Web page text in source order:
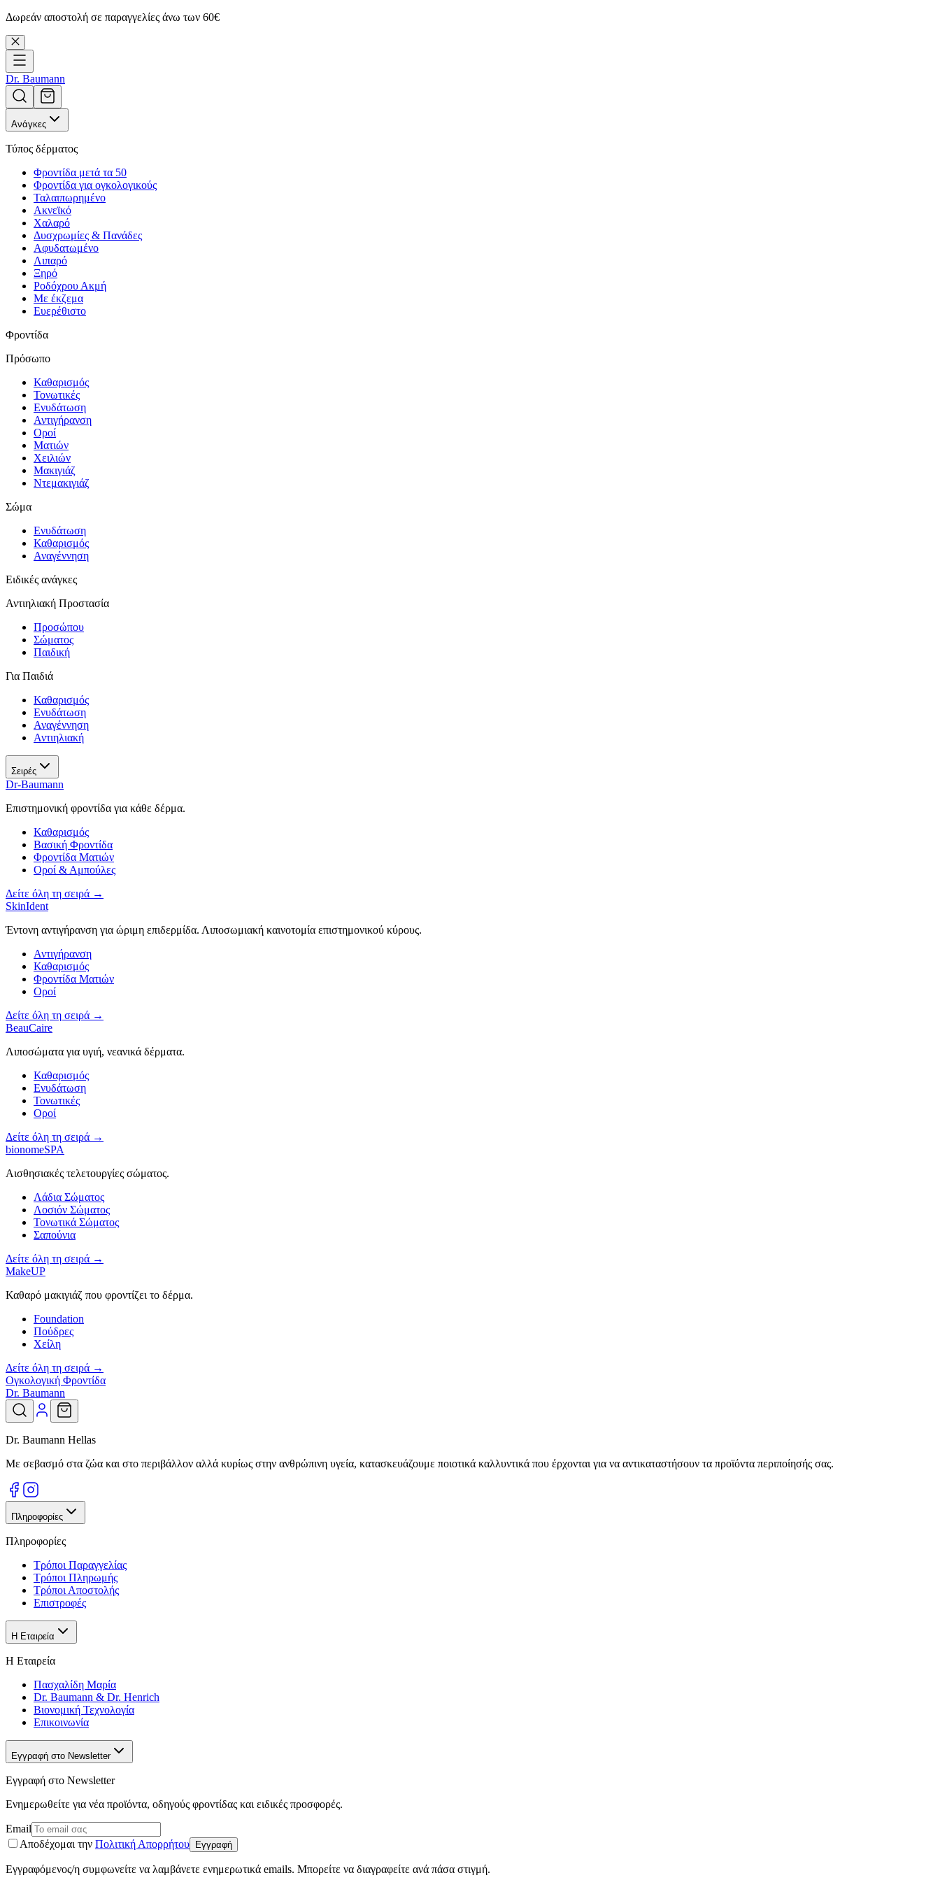
Δωρεάν αποστολή σε παραγγελίες άνω των 60€
Dr. Baumann
Ανάγκες
Τύπος δέρματος
Φροντίδα μετά τα 50
Φροντίδα για ογκολογικούς
Ταλαιπωρημένο
Ακνεϊκό
Χαλαρό
Δυσχρωμίες & Πανάδες
Αφυδατωμένο
Λιπαρό
Ξηρό
Ροδόχρου Ακμή
Με έκζεμα
Ευερέθιστο
Φροντίδα
Πρόσωπο
Καθαρισμός
Τονωτικές
Ενυδάτωση
Αντιγήρανση
Οροί
Ματιών
Χειλιών
Μακιγιάζ
Ντεμακιγιάζ
Σώμα
Ενυδάτωση
Καθαρισμός
Αναγέννηση
Ειδικές ανάγκες
Αντιηλιακή Προστασία
Προσώπου
Σώματος
Παιδική
Για Παιδιά
Καθαρισμός
Ενυδάτωση
Αναγέννηση
Αντιηλιακή
Σειρές
Dr-Baumann
Επιστημονική φροντίδα για κάθε δέρμα.
Καθαρισμός
Βασική Φροντίδα
Φροντίδα Ματιών
Οροί & Αμπούλες
Δείτε όλη τη σειρά →
SkinIdent
Έντονη αντιγήρανση για ώριμη επιδερμίδα. Λιποσωμιακή καινοτομία επιστημονικού κύρους.
Αντιγήρανση
Καθαρισμός
Φροντίδα Ματιών
Οροί
Δείτε όλη τη σειρά →
BeauCaire
Λιποσώματα για υγιή, νεανικά δέρματα.
Καθαρισμός
Ενυδάτωση
Τονωτικές
Οροί
Δείτε όλη τη σειρά →
bionomeSPA
Αισθησιακές τελετουργίες σώματος.
Λάδια Σώματος
Λοσιόν Σώματος
Τονωτικά Σώματος
Σαπούνια
Δείτε όλη τη σειρά →
MakeUP
Καθαρό μακιγιάζ που φροντίζει το δέρμα.
Foundation
Πούδρες
Χείλη
Δείτε όλη τη σειρά →
Ογκολογική Φροντίδα
Dr. Baumann
Dr. Baumann Hellas
Με σεβασμό στα ζώα και στο περιβάλλον αλλά κυρίως στην ανθρώπινη υγεία, κατασκευάζουμε ποιοτικά καλλυντικά που έρχονται για να αντικαταστήσουν τα προϊόντα περιποίησής σας.
Πληροφορίες
Πληροφορίες
Τρόποι Παραγγελίας
Τρόποι Πληρωμής
Τρόποι Αποστολής
Επιστροφές
Η Εταιρεία
Η Εταιρεία
Πασχαλίδη Μαρία
Dr. Baumann & Dr. Henrich
Βιονομική Τεχνολογία
Επικοινωνία
Εγγραφή στο Newsletter
Εγγραφή στο Newsletter
Ενημερωθείτε για νέα προϊόντα, οδηγούς φροντίδας και ειδικές προσφορές.
Email
Αποδέχομαι την Πολιτική Απορρήτου Εγγραφή
Εγγραφόμενος/η συμφωνείτε να λαμβάνετε ενημερωτικά emails. Μπορείτε να διαγραφείτε ανά πάσα στιγμή.